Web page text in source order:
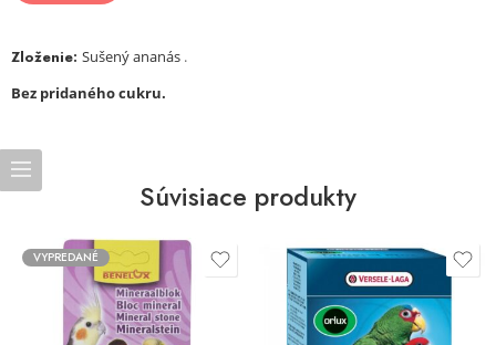
Zloženie: Sušený ananás .
Bez pridaného cukru.
Súvisiace produkty
VYPREDANÉ